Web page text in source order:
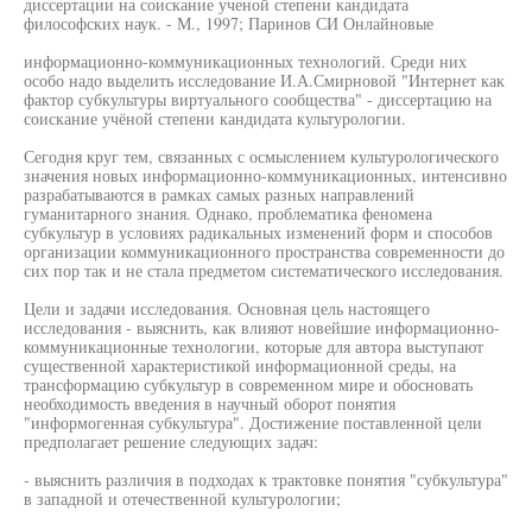
философских наук. - М., 1997; Паринов СИ Онлайновые
информационно-коммуникационных технологий. Среди них
особо надо выделить исследование И.А.Смирновой "Интернет как
фактор субкультуры виртуального сообщества" - диссертацию на
соискание учёной степени кандидата культурологии.
Сегодня круг тем, связанных с осмыслением культурологического
значения новых информационно-коммуникационных, интенсивно
разрабатываются в рамках самых разных направлений
гуманитарного знания. Однако, проблематика феномена
субкультур в условиях радикальных изменений форм и способов
организации коммуникационного пространства современности до
сих пор так и не стала предметом систематического исследования.
Цели и задачи исследования. Основная цель настоящего
исследования - выяснить, как влияют новейшие информационно-
коммуникационные технологии, которые для автора выступают
существенной характеристикой информационной среды, на
трансформацию субкультур в современном мире и обосновать
необходимость введения в научный оборот понятия
"информогенная субкультура". Достижение поставленной цели
предполагает решение следующих задач:
- выяснить различия в подходах к трактовке понятия "субкультура"
в западной и отечественной культурологии;